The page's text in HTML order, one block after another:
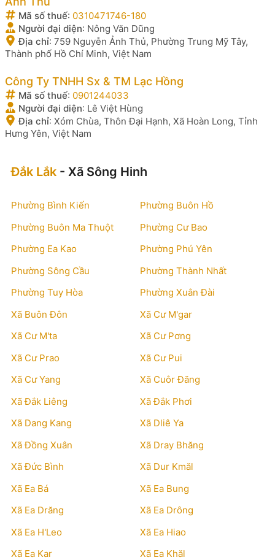
Mã số thuế: 0310471746-180
Người đại diện: Nông Văn Dũng
Địa chỉ: 759 Nguyễn Ảnh Thủ, Phường Trung Mỹ Tây,
Thành phố Hồ Chí Minh, Việt Nam
Công Ty TNHH Sx & TM Lạc Hồng
Mã số thuế: 0901244033
Người đại diện: Lê Việt Hùng
Địa chỉ: Xóm Chùa, Thôn Đại Hạnh, Xã Hoàn Long, Tỉnh
Hưng Yên, Việt Nam
Đắk Lắk - Xã Sông Hinh
Phường Bình Kiến
Phường Buôn Hồ
Phường Buôn Ma Thuột
Phường Cư Bao
Phường Ea Kao
Phường Phú Yên
Phường Sông Cầu
Phường Thành Nhất
Phường Tuy Hòa
Phường Xuân Đài
Xã Buôn Đôn
Xã Cư M'gar
Xã Cư M'ta
Xã Cư Pơng
Xã Cư Prao
Xã Cư Pui
Xã Cư Yang
Xã Cuôr Đăng
Xã Đắk Liêng
Xã Đắk Phơi
Xã Dang Kang
Xã Dliê Ya
Xã Đồng Xuân
Xã Dray Bhăng
Xã Đức Bình
Xã Dur Kmăl
Xã Ea Bá
Xã Ea Bung
Xã Ea Drăng
Xã Ea Drông
Xã Ea H'Leo
Xã Ea Hiao
Xã Ea Kar
Xã Ea Khăl